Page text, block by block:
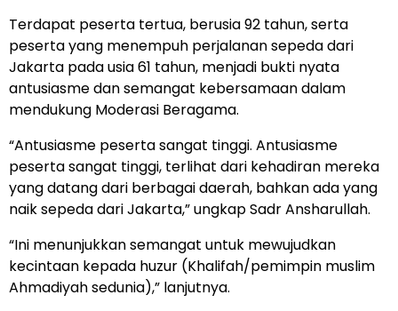
Terdapat peserta tertua, berusia 92 tahun, serta
peserta yang menempuh perjalanan sepeda dari
Jakarta pada usia 61 tahun, menjadi bukti nyata
antusiasme dan semangat kebersamaan dalam
mendukung Moderasi Beragama.
“Antusiasme peserta sangat tinggi. Antusiasme
peserta sangat tinggi, terlihat dari kehadiran mereka
yang datang dari berbagai daerah, bahkan ada yang
naik sepeda dari Jakarta,” ungkap Sadr Ansharullah.
“Ini menunjukkan semangat untuk mewujudkan
kecintaan kepada huzur (Khalifah/pemimpin muslim
Ahmadiyah sedunia),” lanjutnya.